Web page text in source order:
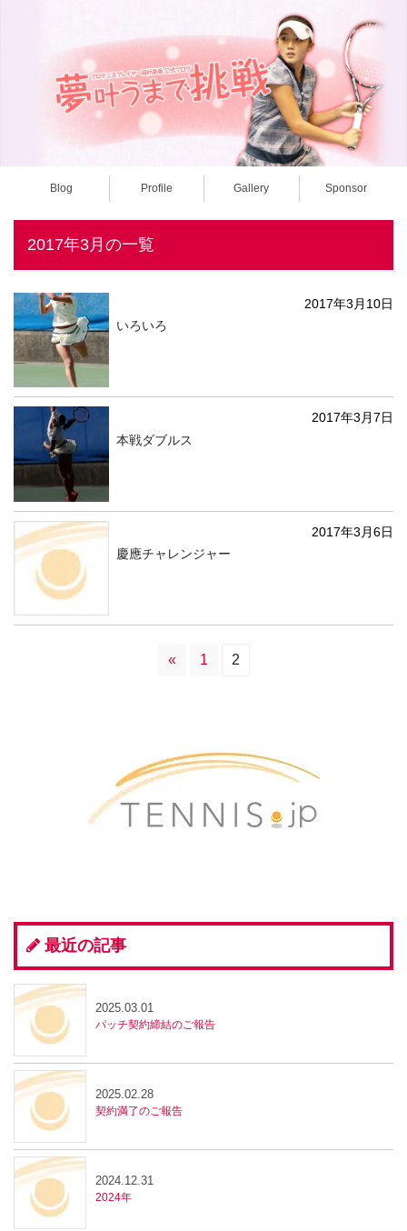
Blog Profile Gallery Sponsor
2017年3月の一覧
2017年3月10日
いろいろ
2017年3月7日
本戦ダブルス
2017年3月6日
慶應チャレンジャー
« 1 2
最近の記事
パッチ契約締結のご報告
2025.03.01
契約満了のご報告
2025.02.28
2024年
2024.12.31